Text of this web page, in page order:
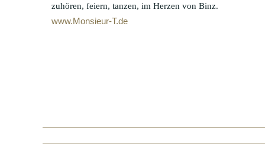
zuhören, feiern, tanzen, im Herzen von Binz.
www.Monsieur-T.de